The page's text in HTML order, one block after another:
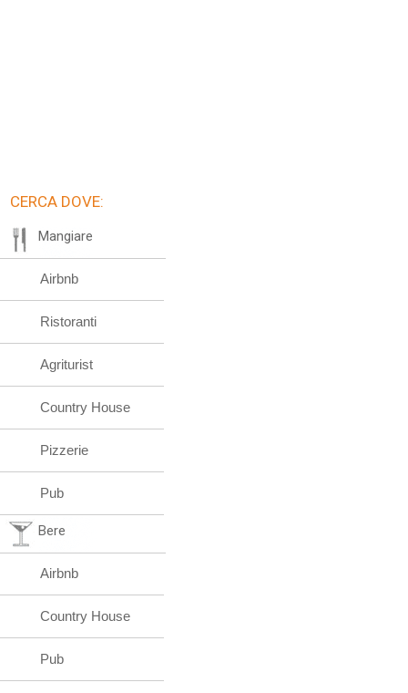
CERCA DOVE:
Mangiare
Airbnb
Ristoranti
Agriturist
Country House
Pizzerie
Pub
Bere
Airbnb
Country House
Pub